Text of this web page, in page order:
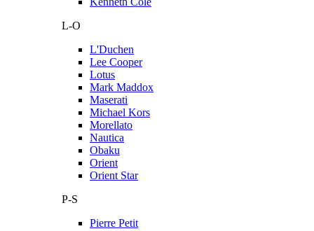
L-O
L'Duchen
Lee Cooper
Lotus
Mark Maddox
Maserati
Michael Kors
Morellato
Nautica
Obaku
Orient
Orient Star
P-S
Pierre Petit